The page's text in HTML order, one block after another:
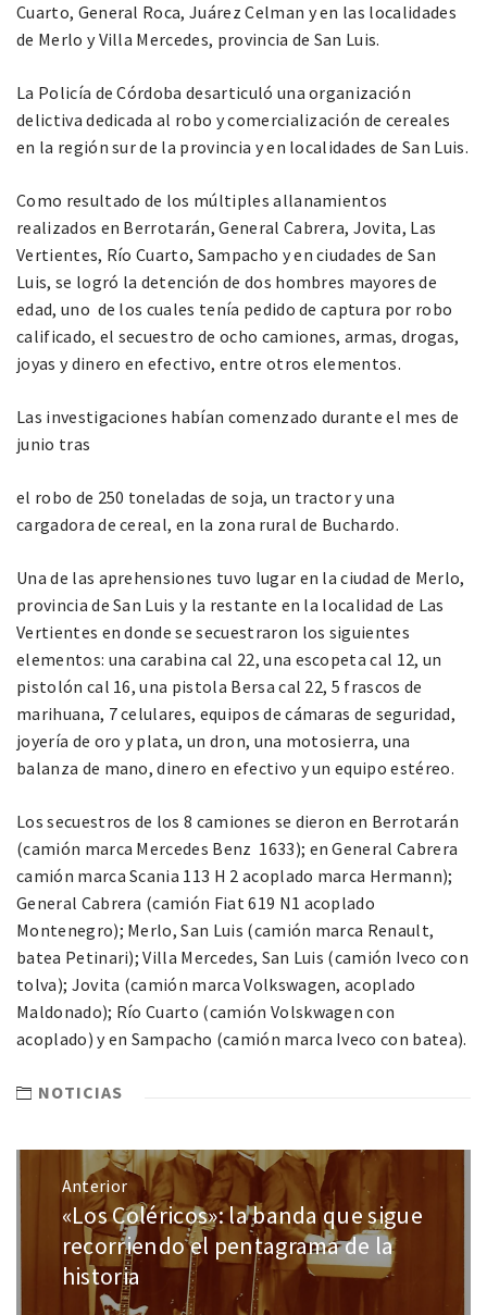
Cuarto, General Roca, Juárez Celman y en las localidades
de Merlo y Villa Mercedes, provincia de San Luis.
La Policía de Córdoba desarticuló una organización
delictiva dedicada al robo y comercialización de cereales
en la región sur de la provincia y en localidades de San Luis.
Como resultado de los múltiples allanamientos
realizados en Berrotarán, General Cabrera, Jovita, Las
Vertientes, Río Cuarto, Sampacho y en ciudades de San
Luis, se logró la detención de dos hombres mayores de
edad, uno de los cuales tenía pedido de captura por robo
calificado, el secuestro de ocho camiones, armas, drogas,
joyas y dinero en efectivo, entre otros elementos.
Las investigaciones habían comenzado durante el mes de
junio tras
el robo de 250 toneladas de soja, un tractor y una
cargadora de cereal, en la zona rural de Buchardo.
Una de las aprehensiones tuvo lugar en la ciudad de Merlo,
provincia de San Luis y la restante en la localidad de Las
Vertientes en donde se secuestraron los siguientes
elementos: una carabina cal 22, una escopeta cal 12, un
pistolón cal 16, una pistola Bersa cal 22, 5 frascos de
marihuana, 7 celulares, equipos de cámaras de seguridad,
joyería de oro y plata, un dron, una motosierra, una
balanza de mano, dinero en efectivo y un equipo estéreo.
Los secuestros de los 8 camiones se dieron en Berrotarán
(camión marca Mercedes Benz 1633); en General Cabrera
camión marca Scania 113 H 2 acoplado marca Hermann);
General Cabrera (camión Fiat 619 N1 acoplado
Montenegro); Merlo, San Luis (camión marca Renault,
batea Petinari); Villa Mercedes, San Luis (camión Iveco con
tolva); Jovita (camión marca Volkswagen, acoplado
Maldonado); Río Cuarto (camión Volskwagen con
acoplado) y en Sampacho (camión marca Iveco con batea).
NOTICIAS
Anterior
«Los Coléricos»: la banda que sigue
recorriendo el pentagrama de la
historia